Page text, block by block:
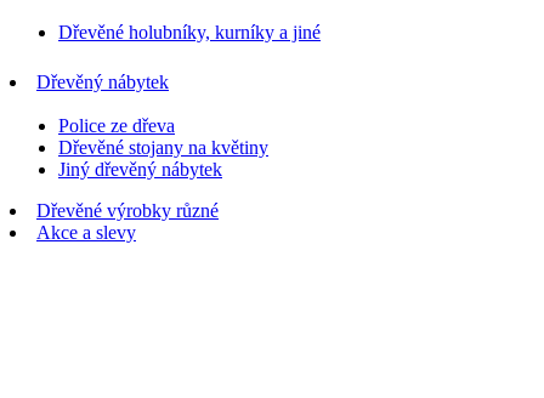
Dřevěné holubníky, kurníky a jiné
Dřevěný nábytek
Police ze dřeva
Dřevěné stojany na květiny
Jiný dřevěný nábytek
Dřevěné výrobky různé
Akce a slevy